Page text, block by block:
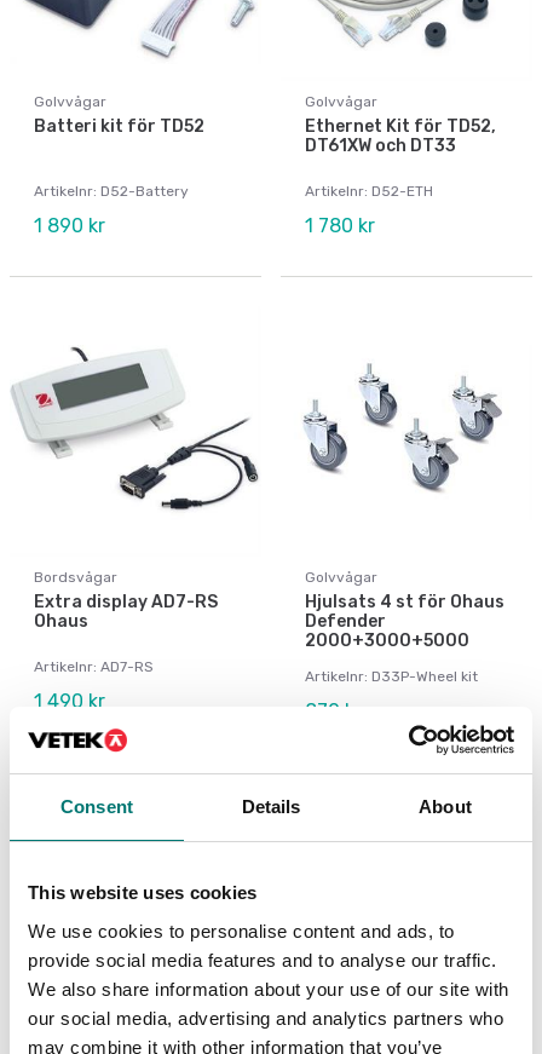
Consent Details About
This website uses cookies
We use cookies to personalise content and ads, to
provide social media features and to analyse our traffic.
We also share information about your use of our site with
our social media, advertising and analytics partners who
may combine it with other information that you’ve
Golvvågar
Batteri kit för TD52
Artikelnr: D52-Battery
1 890 kr
Golvvågar
Ethernet Kit för TD52,
DT61XW och DT33
Artikelnr: D52-ETH
1 780 kr
Bordsvågar
Extra display AD7-RS
Ohaus
Artikelnr: AD7-RS
1 490 kr
Golvvågar
Hjulsats 4 st för Ohaus
Defender
2000+3000+5000
Artikelnr: D33P-Wheel kit
870 kr